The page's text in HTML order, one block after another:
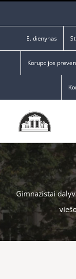
E. dienynas
Korupcijos
Gimnazistai